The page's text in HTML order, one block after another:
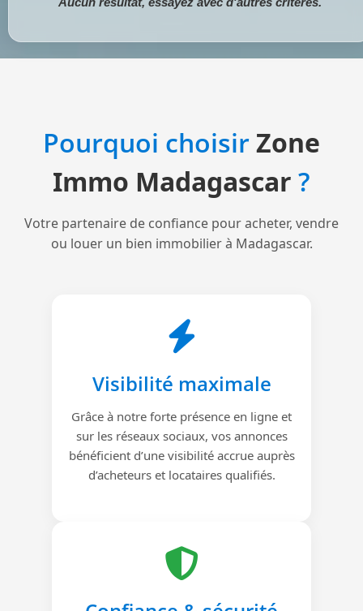
Pourquoi choisirZone
Immo Madagascar ?
Votre partenaire de confiance pour acheter, vendre
ou louer un bien immobilier à Madagascar.
Visibilité maximale
Grâce à notre forte présence en ligne et
sur les réseaux sociaux, vos annonces
bénéficient d’une visibilité accrue auprès
d’acheteurs et locataires qualifiés.